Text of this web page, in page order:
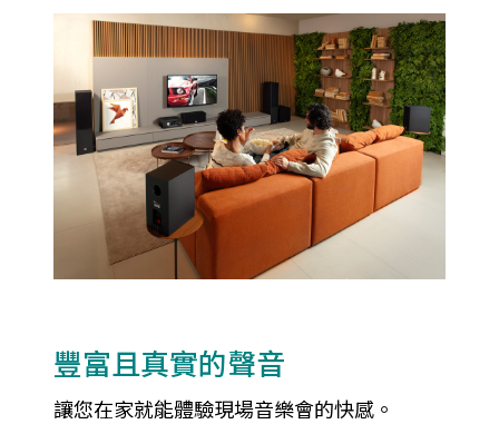
豐富且真實的聲音
讓您在家就能體驗現場音樂會的快感。